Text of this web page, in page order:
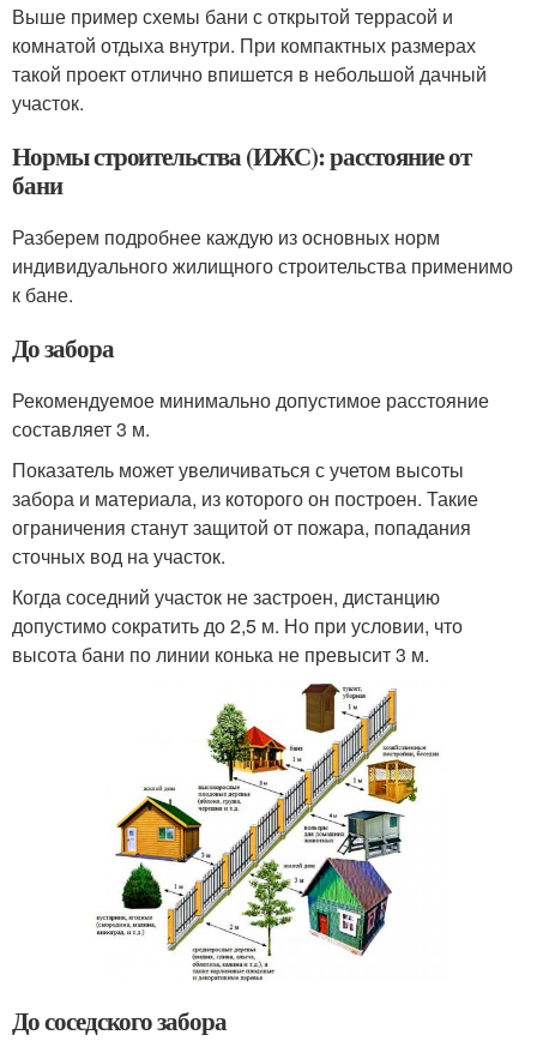
Выше пример схемы бани с открытой террасой и
комнатой отдыха внутри. При компактных размерах
такой проект отлично впишется в небольшой дачный
участок.
Нормы строительства (ИЖС): расстояние от
бани
Разберем подробнее каждую из основных норм
индивидуального жилищного строительства применимо
к бане.
До забора
Рекомендуемое минимально допустимое расстояние
составляет 3 м.
Показатель может увеличиваться с учетом высоты
забора и материала, из которого он построен. Такие
ограничения станут защитой от пожара, попадания
сточных вод на участок.
Когда соседний участок не застроен, дистанцию
допустимо сократить до 2,5 м. Но при условии, что
высота бани по линии конька не превысит 3 м.
До соседского забора